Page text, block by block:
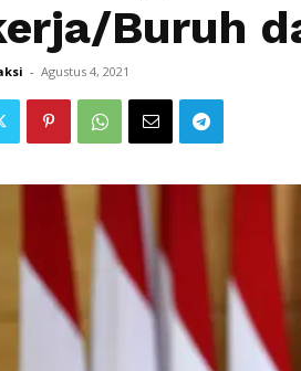
Buruh
- Agustus 4, 2021